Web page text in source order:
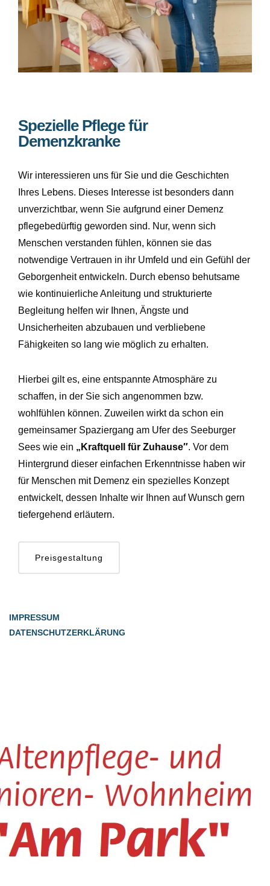
Spezielle Pflege für
Demenzkranke
Wir interessieren uns für Sie und die Geschichten
Ihres Lebens. Dieses Interesse ist besonders dann
unverzichtbar, wenn Sie aufgrund einer Demenz
pflegebedürftig geworden sind. Nur, wenn sich
Menschen verstanden fühlen, können sie das
notwendige Vertrauen in ihr Umfeld und ein Gefühl der
Geborgenheit entwickeln. Durch ebenso behutsame
wie kontinuierliche Anleitung und strukturierte
Begleitung helfen wir Ihnen, Ängste und
Unsicherheiten abzubauen und verbliebene
Fähigkeiten so lang wie möglich zu erhalten.
Hierbei gilt es, eine entspannte Atmosphäre zu
schaffen, in der Sie sich angenommen bzw.
wohlfühlen können. Zuweilen wirkt da schon ein
gemeinsamer Spaziergang am Ufer des Seeburger
Sees wie ein „Kraftquell für Zuhause″. Vor dem
Hintergrund dieser einfachen Erkenntnisse haben wir
für Menschen mit Demenz ein spezielles Konzept
entwickelt, dessen Inhalte wir Ihnen auf Wunsch gern
tiefergehend erläutern.
Preisgestaltung
IMPRESSUM
DATENSCHUTZERKLÄRUNG